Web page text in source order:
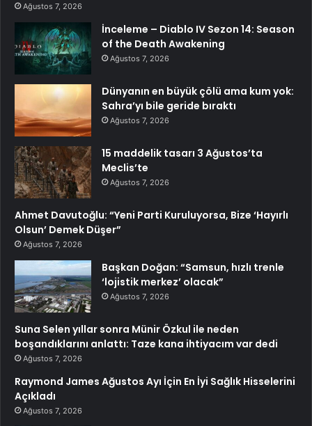
Ağustos 7, 2026
İnceleme – Diablo IV Sezon 14: Season
of the Death Awakening
Ağustos 7, 2026
Dünyanın en büyük çölü ama kum yok:
Sahra’yı bile geride bıraktı
Ağustos 7, 2026
15 maddelik tasarı 3 Ağustos’ta
Meclis’te
Ağustos 7, 2026
Ahmet Davutoğlu: “Yeni Parti Kuruluyorsa, Bize ‘Hayırlı
Olsun’ Demek Düşer”
Ağustos 7, 2026
Başkan Doğan: “Samsun, hızlı trenle
‘lojistik merkez’ olacak”
Ağustos 7, 2026
Suna Selen yıllar sonra Münir Özkul ile neden
boşandıklarını anlattı: Taze kana ihtiyacım var dedi
Ağustos 7, 2026
Raymond James Ağustos Ayı İçin En İyi Sağlık Hisselerini
Açıkladı
Ağustos 7, 2026